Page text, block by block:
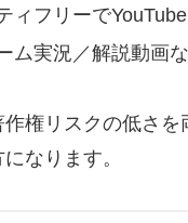
ィフリーで
ム実況／解説動画な
権リスクの低さ
なります。